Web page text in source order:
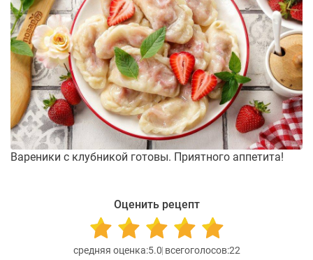
Вареники с клубникой готовы. Приятного аппетита!
Оценить рецепт
5.0 22